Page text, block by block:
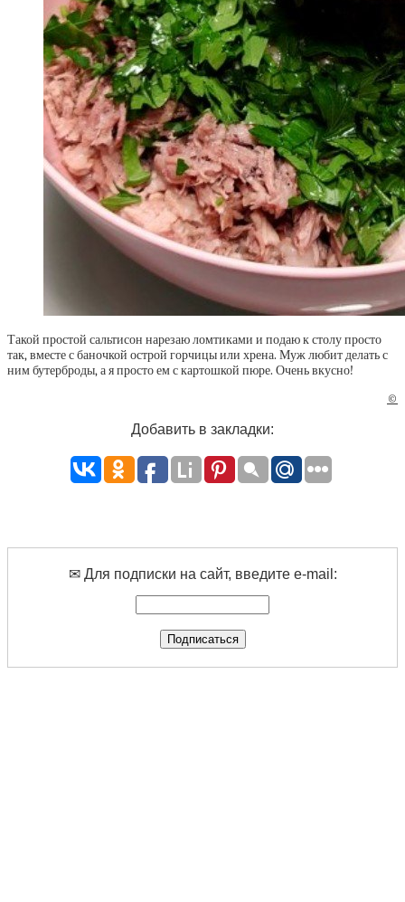
Такой простой сальтисон нарезаю ломтиками и подаю к столу просто
так, вместе с баночкой острой горчицы или хрена. Муж любит делать с
ним бутерброды, а я просто ем с картошкой пюре. Очень вкусно!
©
Добавить в закладки:
✉ Для подписки на сайт, введите e-mail: